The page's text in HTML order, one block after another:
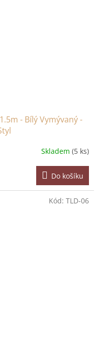
- Bílý Vymývaný -
Skladem (5 ks)
Do košíku
Kód: TLD-06